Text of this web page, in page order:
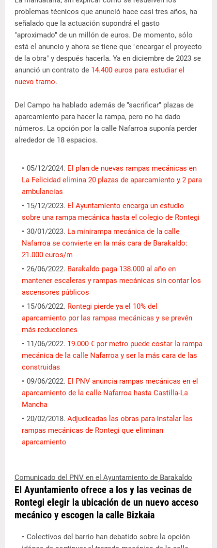
problemas técnicos que anunció hace casi tres años, ha
señalado que la actuación supondrá el gasto
"aproximado" de un millón de euros. De momento, sólo
está el anuncio y ahora se tiene que "encargar el proyecto
de la obra" y después hacerla. Ya en diciembre de 2023 se
anunció un contrato de 14.400 euros para estudiar el
nuevo tramo.
Del Campo ha hablado además de "sacrificar" plazas de
aparcamiento para hacer la rampa, pero no ha dado
números. La opción por la calle Nafarroa suponía perder
alrededor de 18 espacios.
05/12/2024. El plan de nuevas rampas mecánicas en
La Felicidad elimina 20 plazas de aparcamiento y 2 para
ambulancias
15/12/2023. El Ayuntamiento encarga un estudio
sobre una rampa mecánica hasta el colegio de Rontegi
30/01/2023. La minirampa mecánica de la calle
Nafarroa se convierte en la más cara de Barakaldo:
21.000 euros/m
26/06/2022. Barakaldo paga 138.000 al año en
mantener escaleras y rampas mecánicas sin contar los
ascensores públicos
15/06/2022. Rontegi pierde ya el 10% del
aparcamiento por las rampas mecánicas y se prevén
más reducciones
11/06/2022. 19.000 € por metro puede costar la rampa
mecánica de la calle Nafarroa y ser la más cara de las
construidas
09/06/2022. El PNV anuncia rampas mecánicas en el
aparcamiento de la calle Nafarroa hasta Castilla-La
Mancha
20/02/2018. Adjudicadas las obras para instalar las
rampas mecánicas de Rontegi que eliminan
aparcamiento
Comunicado del PNV en el Ayuntamiento de Barakaldo
El Ayuntamiento ofrece a los y las vecinas de
Rontegi elegir la ubicación de un nuevo acceso
mecánico y escogen la calle Bizkaia
Colectivos del barrio han debatido sobre la opción